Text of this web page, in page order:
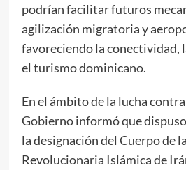
podrían facilitar futuros
agilización migratoria y
favoreciendo la conectividad,
el turismo dominicano.
En el ámbito de la lucha
Gobierno informó que
la designación del Cuerpo de
Revolucionaria Islámica de